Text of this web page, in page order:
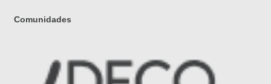
Comunidades